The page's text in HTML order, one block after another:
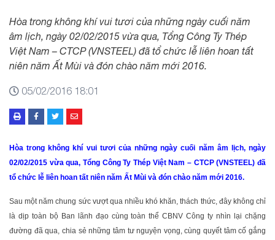
Hòa trong không khí vui tươi của những ngày cuối năm
âm lịch, ngày 02/02/2015 vừa qua, Tổng Công Ty Thép
Việt Nam – CTCP (VNSTEEL) đã tổ chức lễ liên hoan tất
niên năm Ất Mùi và đón chào năm mới 2016.
05/02/2016 18:01
Hòa trong không khí vui tươi của những ngày cuối năm âm lịch, ngày
02/02/2015 vừa qua, Tổng Công Ty Thép Việt Nam – CTCP (VNSTEEL) đã
tổ chức lễ liên hoan tất niên năm Ất Mùi và đón chào năm mới 2016.
Sau một năm chung sức vượt qua nhiều khó khăn, thách thức, đây không chỉ
là dịp toàn bộ Ban lãnh đạo cùng toàn thể CBNV Công ty nhìn lại chặng
đường đã qua, chia sẻ những tâm tư nguyện vọng, cùng quyết tâm cố gắng